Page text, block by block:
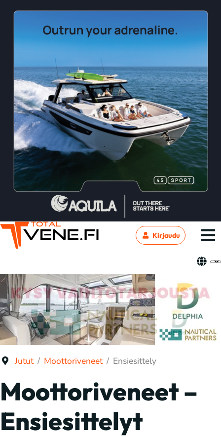
Kirjaudu
Jutut Moottoriveneet Ensiesittely
Moottoriveneet –
Ensiesittelyt